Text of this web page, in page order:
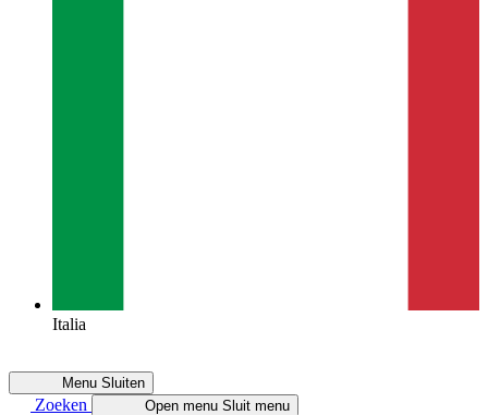
Italia
Menu Sluiten
Zoeken Open menu Sluit menu